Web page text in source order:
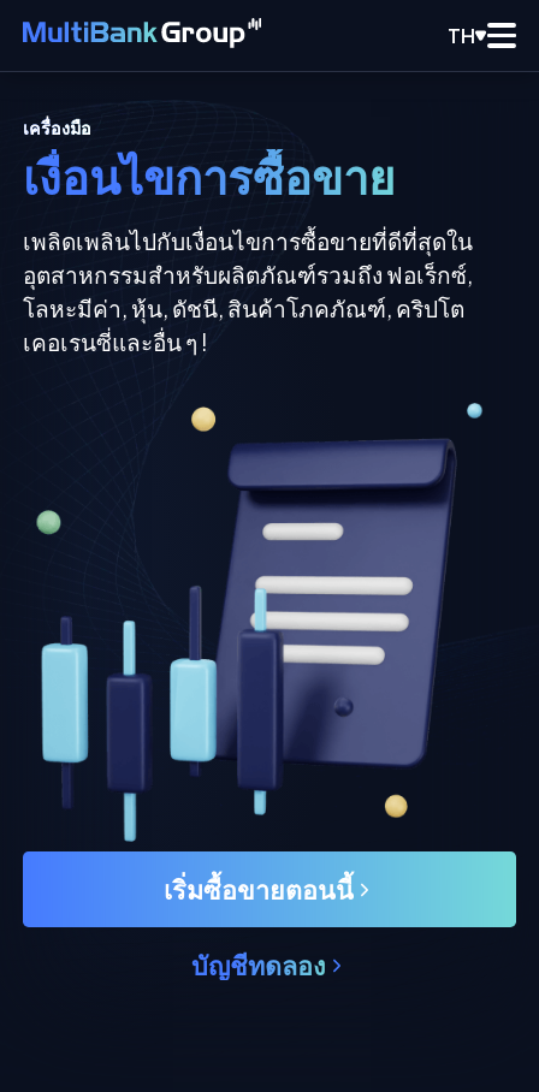
TH
เครื่องมือ
เงื่อนไขการซื้อขาย
เพลิดเพลินไปกับเงื่อนไขการซื้อขายที่ดีที่สุดใน
อุตสาหกรรมสำหรับผลิตภัณฑ์รวมถึง ฟอเร็กซ์,
โลหะมีค่า, หุ้น, ดัชนี, สินค้าโภคภัณฑ์, คริปโต
เคอเรนซี่และอื่น ๆ !
เริ่มซื้อขายตอนนี้
บัญชีทดลอง